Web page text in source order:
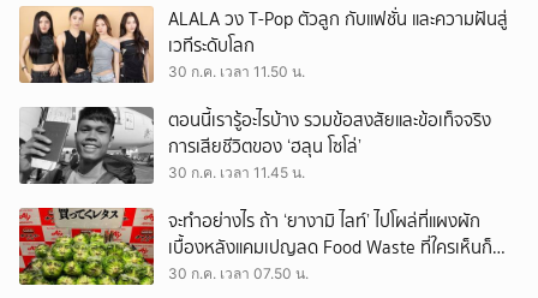
ALALA วง T-Pop ตัวลูก กับแฟชั่น และความฝันสู่
เวทีระดับโลก
30 ก.ค. เวลา 11.50 น.
ตอนนี้เรารู้อะไรบ้าง รวมข้อสงสัยและข้อเท็จจริง
การเสียชีวิตของ ‘ฮลุน โซโล่’
30 ก.ค. เวลา 11.45 น.
จะทำอย่างไร ถ้า ‘ยางามิ ไลท์’ ไปโผล่ที่แผงผัก
เบื้องหลังแคมเปญลด Food Waste ที่ใครเห็นก็
ต้องหันมอง
30 ก.ค. เวลา 07.50 น.